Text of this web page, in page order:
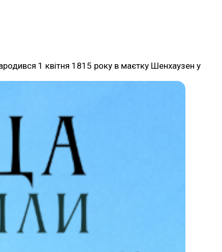
1 квітня 1815 року в маєтку Шенхаузен у